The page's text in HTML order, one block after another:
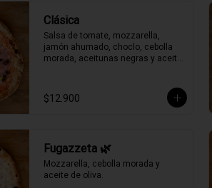
Clásica
Salsa de tomate, mozzarella,
jamón ahumado, choclo, cebolla
morada, aceitunas negras y aceite
$12.900
Fugazzeta 🌿
Mozzarella, cebolla morada y
aceite de oliva.